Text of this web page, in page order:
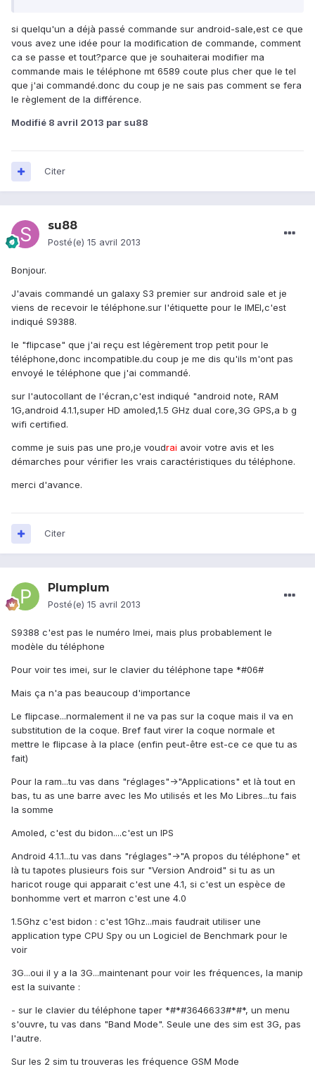
si quelqu'un a déjà passé commande sur android-sale,est ce que
vous avez une idée pour la modification de commande, comment
ca se passe et tout?parce que je souhaiterai modifier ma
commande mais le téléphone mt 6589 coute plus cher que le tel
que j'ai commandé.donc du coup je ne sais pas comment se fera
le règlement de la différence.
Modifié 8 avril 2013 par su88
Citer
su88
Posté(e) 15 avril 2013
Bonjour.
J'avais commandé un galaxy S3 premier sur android sale et je
viens de recevoir le téléphone.sur l'étiquette pour le IMEI,c'est
indiqué S9388.
le "flipcase" que j'ai reçu est légèrement trop petit pour le
téléphone,donc incompatible.du coup je me dis qu'ils m'ont pas
envoyé le téléphone que j'ai commandé.
sur l'autocollant de l'écran,c'est indiqué "android note, RAM
1G,android 4.1.1,super HD amoled,1.5 GHz dual core,3G GPS,a b g
wifi certified.
comme je suis pas une pro,je voudrai avoir votre avis et les
démarches pour vérifier les vrais caractéristiques du téléphone.
merci d'avance.
Citer
Plumplum
Posté(e) 15 avril 2013
S9388 c'est pas le numéro Imei, mais plus probablement le
modèle du téléphone
Pour voir tes imei, sur le clavier du téléphone tape *#06#
Mais ça n'a pas beaucoup d'importance
Le flipcase...normalement il ne va pas sur la coque mais il va en
substitution de la coque. Bref faut virer la coque normale et
mettre le flipcase à la place (enfin peut-être est-ce ce que tu as
fait)
Pour la ram...tu vas dans "réglages"->"Applications" et là tout en
bas, tu as une barre avec les Mo utilisés et les Mo Libres...tu fais
la somme
Amoled, c'est du bidon....c'est un IPS
Android 4.1.1...tu vas dans "réglages"->"A propos du téléphone" et
là tu tapotes plusieurs fois sur "Version Android" si tu as un
haricot rouge qui apparait c'est une 4.1, si c'est un espèce de
bonhomme vert et marron c'est une 4.0
1.5Ghz c'est bidon : c'est 1Ghz...mais faudrait utiliser une
application type CPU Spy ou un Logiciel de Benchmark pour le
voir
3G...oui il y a la 3G...maintenant pour voir les fréquences, la manip
est la suivante :
- sur le clavier du téléphone taper *#*#3646633#*#*, un menu
s'ouvre, tu vas dans "Band Mode". Seule une des sim est 3G, pas
l'autre.
Sur les 2 sim tu trouveras les fréquence GSM Mode